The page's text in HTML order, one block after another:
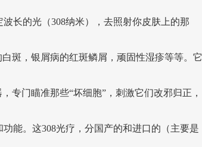
长的光（308纳米），去照射你皮肤上的那
斑，银屑病的红斑鳞屑，顽固性湿疹等等。它
专门瞄准那些“坏细胞”，刺激它们改邪归正，
能。这308光疗，分国产的和进口的（主要是